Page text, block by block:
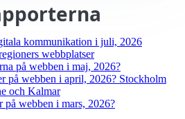
kommunikation i juli, 2026
webbplatser
på webben i maj, 2026?
på webben i april, 2026? Stockholm
och Kalmar
på webben i mars, 2026?